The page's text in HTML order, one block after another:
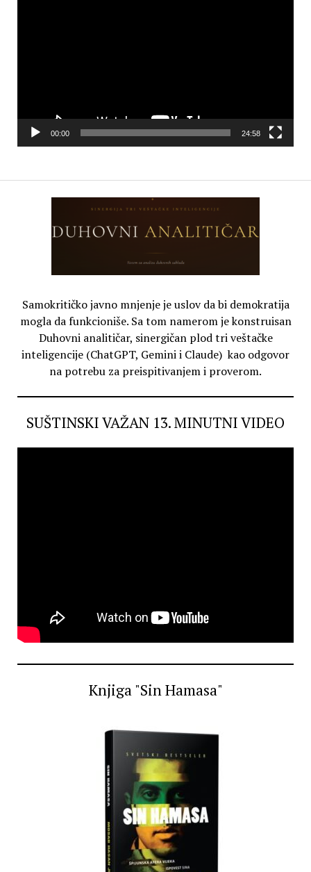
00:00 24:58
Samokritičko javno mnjenje je uslov da bi demokratija
mogla da funkcioniše. Sa tom namerom je konstruisan
Duhovni analitičar, sinergičan plod tri veštačke
inteligencije (ChatGPT, Gemini i Claude) kao odgovor
na potrebu za preispitivanjem i proverom.
SUŠTINSKI VAŽAN 13. MINUTNI VIDEO
Knjiga "Sin Hamasa"